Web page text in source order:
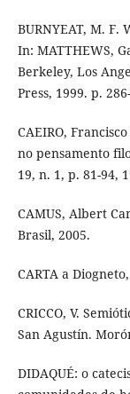
BURNYEAT, M.
In: MATTHEWS,
Berkeley, Los
Press, 1999. p.
CAEIRO,
no pensamento
19, n. 1, p. 81-94,
CAMUS, Albert
Brasil, 2005.
CARTA a
CRICCO, V.
San Agustín.
DIDAQUÉ: o